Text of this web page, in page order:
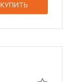
КУПИТЬ